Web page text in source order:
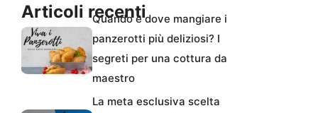
Articoli recentiQuando e dove mangiare i
panzerotti più deliziosi? I
segreti per una cottura da
maestro
La meta esclusiva scelta